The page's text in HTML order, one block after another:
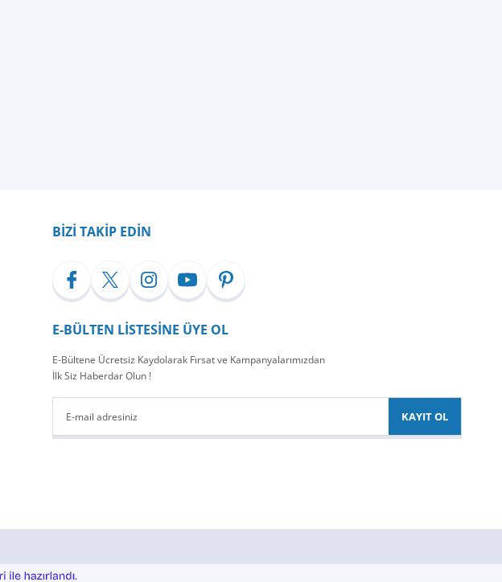
BİZİ TAKİP EDİN
E-BÜLTEN LİSTESİNE ÜYE OL
E-Bültene Ücretsiz Kaydolarak Fırsat ve Kampanyalarımızdan
İlk Siz Haberdar Olun !
KAYIT OL
e-